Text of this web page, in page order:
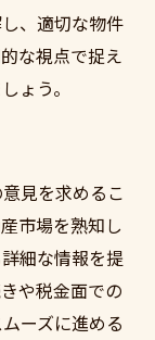
、適切な物件
な視点で捉え
ょう。
見を求めるこ
市場を熟知し
細な情報を提
や税金面での
ーズに進める